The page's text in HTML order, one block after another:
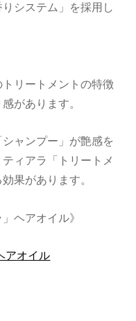
システム」を採用し
リートメントの特徴
があります。
ャンプー」が艶感を
ィアラ「トリートメ
果があります。
ヘアオイル》
アオイル